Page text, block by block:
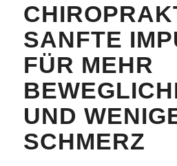
SANFTE
FÜR MEHR
UND
SCHMERZ